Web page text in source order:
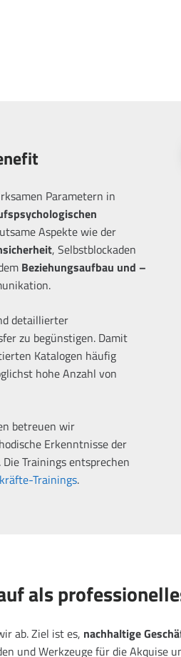
Parametern in
Aspekte wie der
, Selbstblockaden
Beziehungsaufbau und –
detaillierter
zu begünstigen. Damit
Katalogen häufig
hohe Anzahl von
betreuen wir
Erkenntnisse der
Trainings entsprechen
Trainings.
als
ab. Ziel ist es, nachhaltige
und Werkzeuge für die Akquise